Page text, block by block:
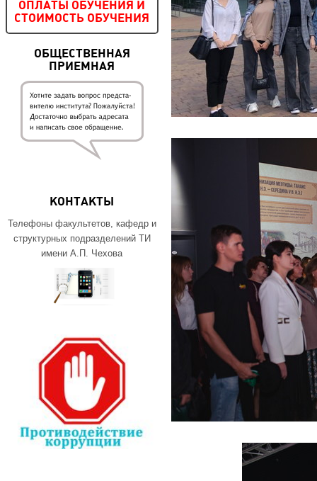
ОПЛАТЫ ОБУЧЕНИЯ И
СТОИМОСТЬ ОБУЧЕНИЯ
ОБЩЕСТВЕННАЯ
ПРИЕМНАЯ
КОНТАКТЫ
Телефоны факультетов, кафедр и
структурных подразделений ТИ
имени А.П. Чехова